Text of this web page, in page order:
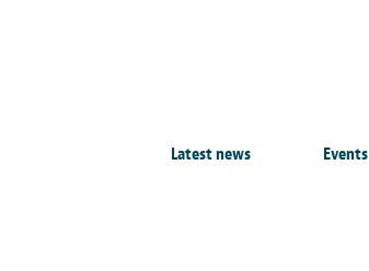
Latest news Events